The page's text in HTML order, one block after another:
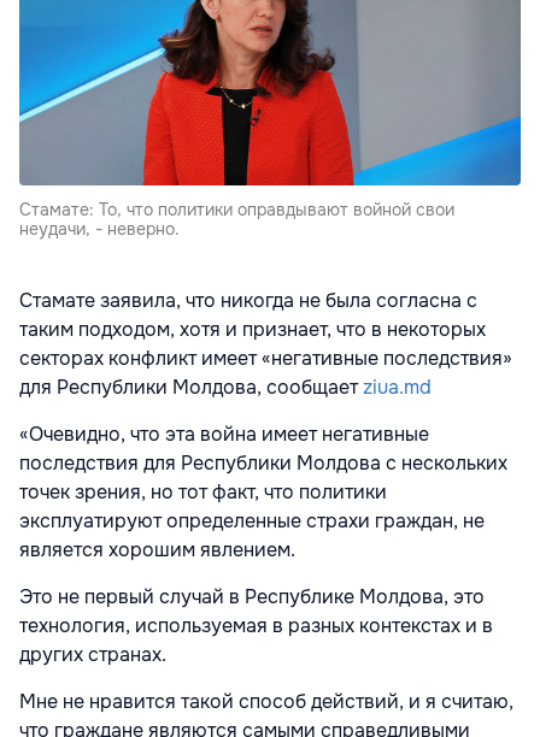
Стамате: То, что политики оправдывают войной свои
неудачи, - неверно.
Стамате заявила, что никогда не была согласна с
таким подходом, хотя и признает, что в некоторых
секторах конфликт имеет «негативные последствия»
для Республики Молдова, сообщаетziua.md
«Очевидно, что эта война имеет негативные
последствия для Республики Молдова с нескольких
точек зрения, но тот факт, что политики
эксплуатируют определенные страхи граждан, не
является хорошим явлением.
Это не первый случай в Республике Молдова, это
технология, используемая в разных контекстах и в
других странах.
Мне не нравится такой способ действий, и я считаю,
что граждане являются самыми справедливыми